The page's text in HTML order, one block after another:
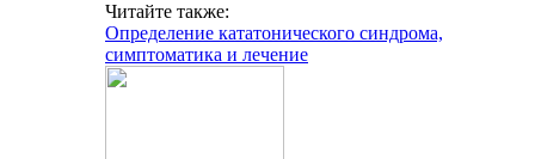
Читайте также:
Определение кататонического синдрома,
симптоматика и лечение